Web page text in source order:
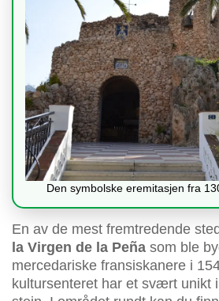
Den symbolske eremitasjen fra
En av de mest fremtredende
la Virgen de la Peña som ble
mercedariske fransiskanere i
kultursenteret har et svært unikt